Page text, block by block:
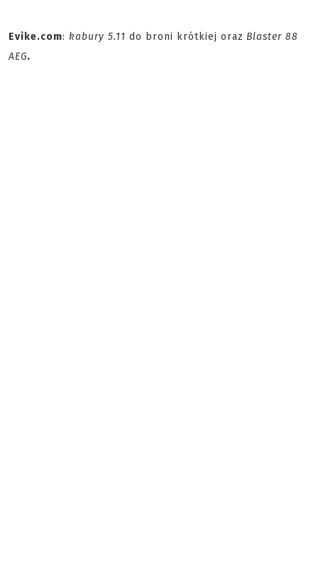
Evike.com: kabury 5.11 do broni krótkiej oraz Blaster 88
AEG.